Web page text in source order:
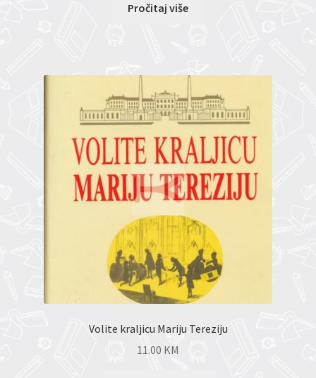
Pročitaj više
Volite kraljicu Mariju Tereziju
11.00 KM